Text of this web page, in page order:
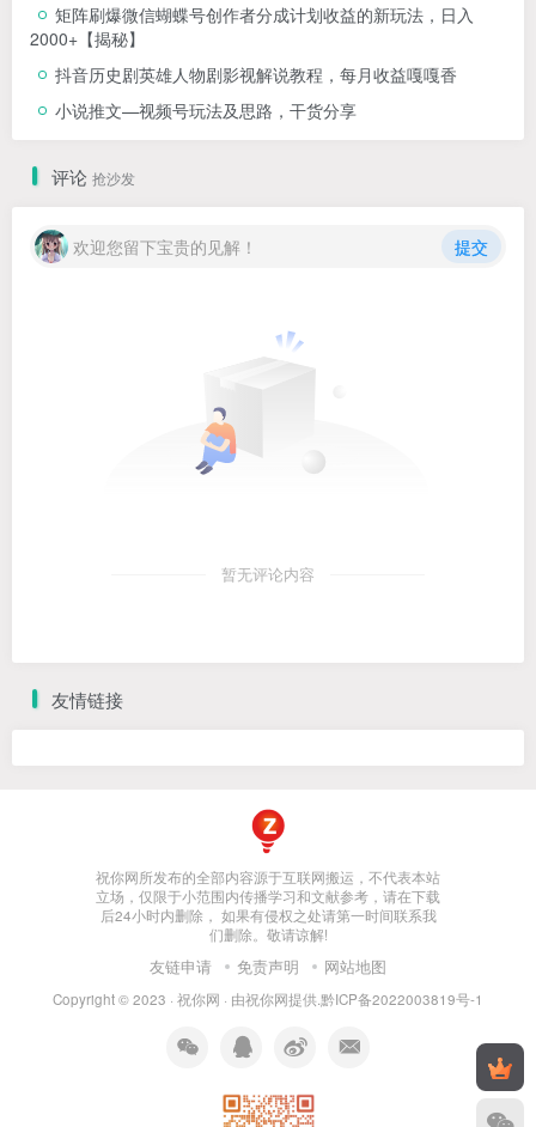
矩阵刷爆微信蝴蝶号创作者分成计划收益的新玩法，日入
2000+【揭秘】
抖音历史剧英雄人物剧影视解说教程，每月收益嘎嘎香
小说推文—视频号玩法及思路，干货分享
评论 抢沙发
欢迎您留下宝贵的见解！ 提交
暂无评论内容
友情链接
祝你网所发布的全部内容源于互联网搬运，不代表本站
立场，仅限于小范围内传播学习和文献参考，请在下载
后24小时内删除， 如果有侵权之处请第一时间联系我
们删除。敬请谅解!
友链申请 免责声明 网站地图
Copyright © 2023 · 祝你网 · 由祝你网提供.黔ICP备2022003819号-1